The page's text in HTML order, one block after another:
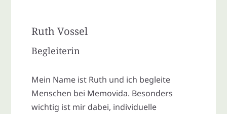
Ruth Vossel
Begleiterin
Mein Name ist Ruth und ich begleite
Menschen bei Memovida. Besonders
wichtig ist mir dabei, individuelle